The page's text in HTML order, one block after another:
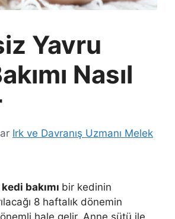
Yavru
Nasıl
Irk ve Davranış Uzmanı Melek
bakımı bir kedinin
8 haftalık dönemin
hale gelir. Anne sütü ile